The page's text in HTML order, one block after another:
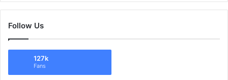
Follow Us
127k
Fans